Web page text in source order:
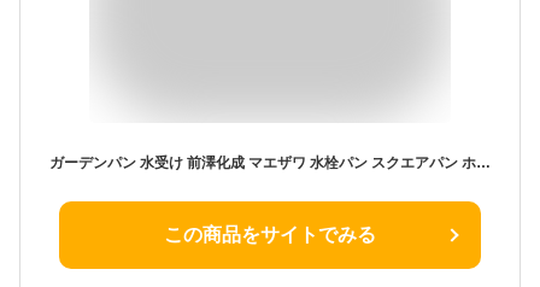
ガーデンパン 水受け 前澤化成 マエザワ 水栓パン スクエアパン ホワイト SP-USQ550 屋外 外で使う 水道 おしゃれ シンプル クール 庭 玄関 水回り 新居 リフォーム 新築 お祝い プレゼント
この商品をサイトでみる